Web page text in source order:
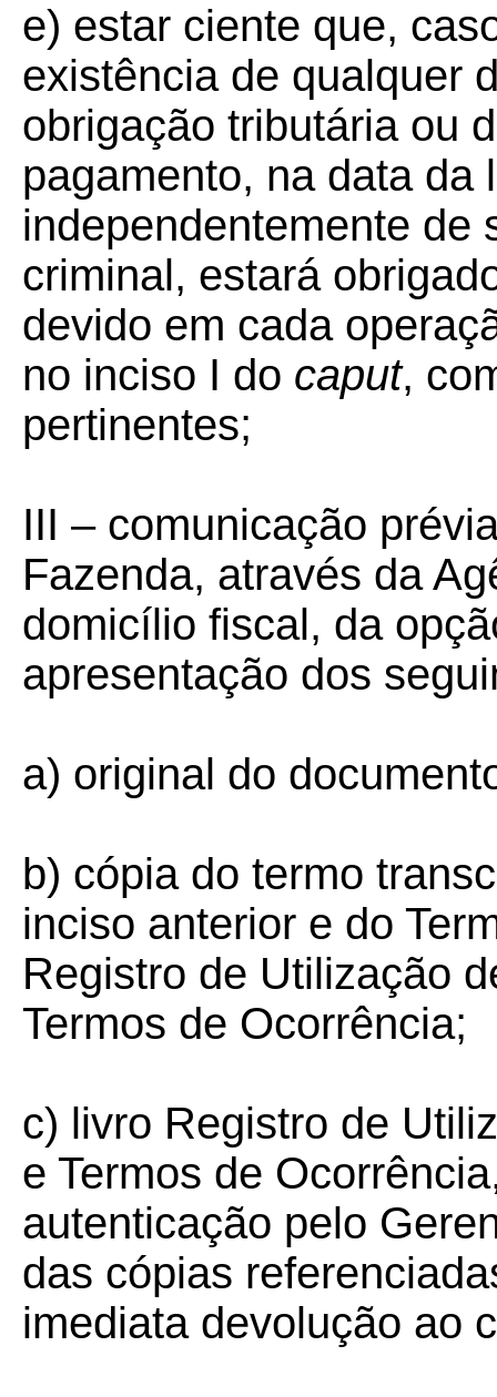
e) estar ciente que,
existência de qualquer
obrigação tributária ou
pagamento, na data da
independentemente de
criminal, estará
devido em cada
no inciso I do caput,
pertinentes;
III – comunicação
Fazenda, através da
domicílio fiscal, da
apresentação dos
a) original do
b) cópia do termo
inciso anterior e do
Registro de Utilização
Termos de Ocorrência;
c) livro Registro de
e Termos de
autenticação pelo
das cópias
imediata devolução ao